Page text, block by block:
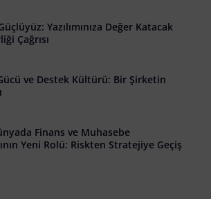
Yazılımınıza Değer Katacak
Çağrısı
ve Destek Kültürü: Bir Şirketin
Finans ve Muhasebe
Yeni Rolü: Riskten Stratejiye Geçiş